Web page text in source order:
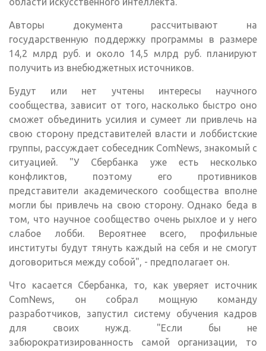
Авторы документа рассчитывают на
государственную поддержку программы в размере
14,2 млрд руб. и около 14,5 млрд руб. планируют
получить из внебюджетных источников.
Будут или нет учтены интересы научного
сообщества, зависит от того, насколько быстро оно
сможет объединить усилия и сумеет ли привлечь на
свою сторону представителей власти и лоббистские
группы, рассуждает собеседник ComNews, знакомый с
ситуацией. "У Сбербанка уже есть несколько
конфликтов, поэтому его противников
представители академического сообщества вполне
могли бы привлечь на свою сторону. Однако беда в
том, что научное сообщество очень рыхлое и у него
слабое лобби. Вероятнее всего, профильные
институты будут тянуть каждый на себя и не смогут
договориться между собой", - предполагает он.
Что касается Сбербанка, то, как уверяет источник
ComNews, он собрал мощную команду
разработчиков, запустил систему обучения кадров
для своих нужд. "Если бы не
забюрократизированность самой организации, то